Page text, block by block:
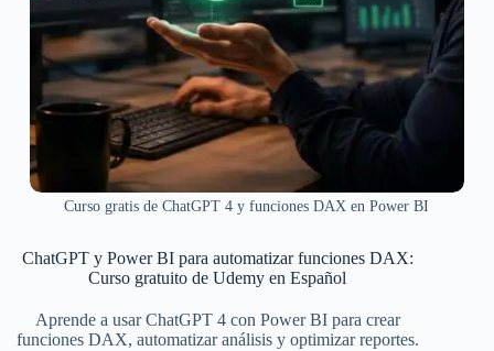
Curso gratis de ChatGPT 4 y funciones DAX en Power BI
ChatGPT y Power BI para automatizar funciones DAX:
Curso gratuito de Udemy en Español
Aprende a usar ChatGPT 4 con Power BI para crear
funciones DAX, automatizar análisis y optimizar reportes.